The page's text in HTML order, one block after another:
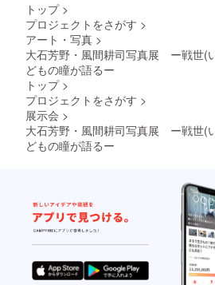
トップ >
プロジェクトをさがす >
アート・写真 >
大石芳野・風間耕司写真展 ー戦世
どもの瞳が語るー
トップ >
プロジェクトをさがす >
展示会 >
大石芳野・風間耕司写真展 ー戦世
どもの瞳が語るー